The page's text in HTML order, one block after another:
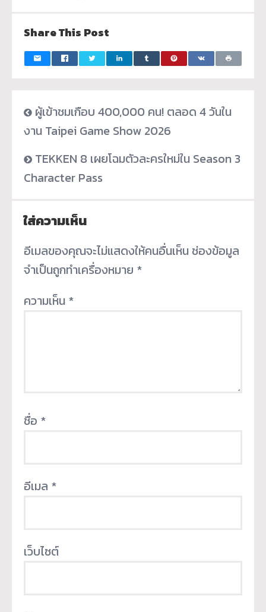
Share This Post
ผู้เข้าชมเกือบ 400,000 คน! ตลอด 4 วันใน
งาน Taipei Game Show 2026
TEKKEN 8 เผยโฉมตัวละครใหม่ใน Season 3
Character Pass
ใส่ความเห็น
อีเมลของคุณจะไม่แสดงให้คนอื่นเห็น ช่องข้อมูล
จำเป็นถูกทำเครื่องหมาย *
ความเห็น *
ชื่อ *
อีเมล *
เว็บไซต์